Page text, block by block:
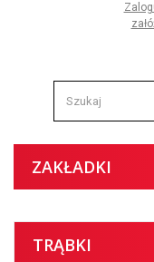
ZAKŁADKI
TRĄBKI